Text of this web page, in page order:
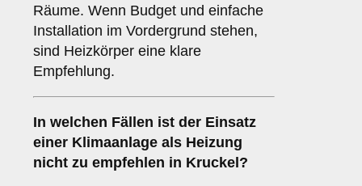
Räume. Wenn Budget und einfache
Installation im Vordergrund stehen,
sind Heizkörper eine klare
Empfehlung.
In welchen Fällen ist der Einsatz
einer Klimaanlage als Heizung
nicht zu empfehlen in Kruckel?